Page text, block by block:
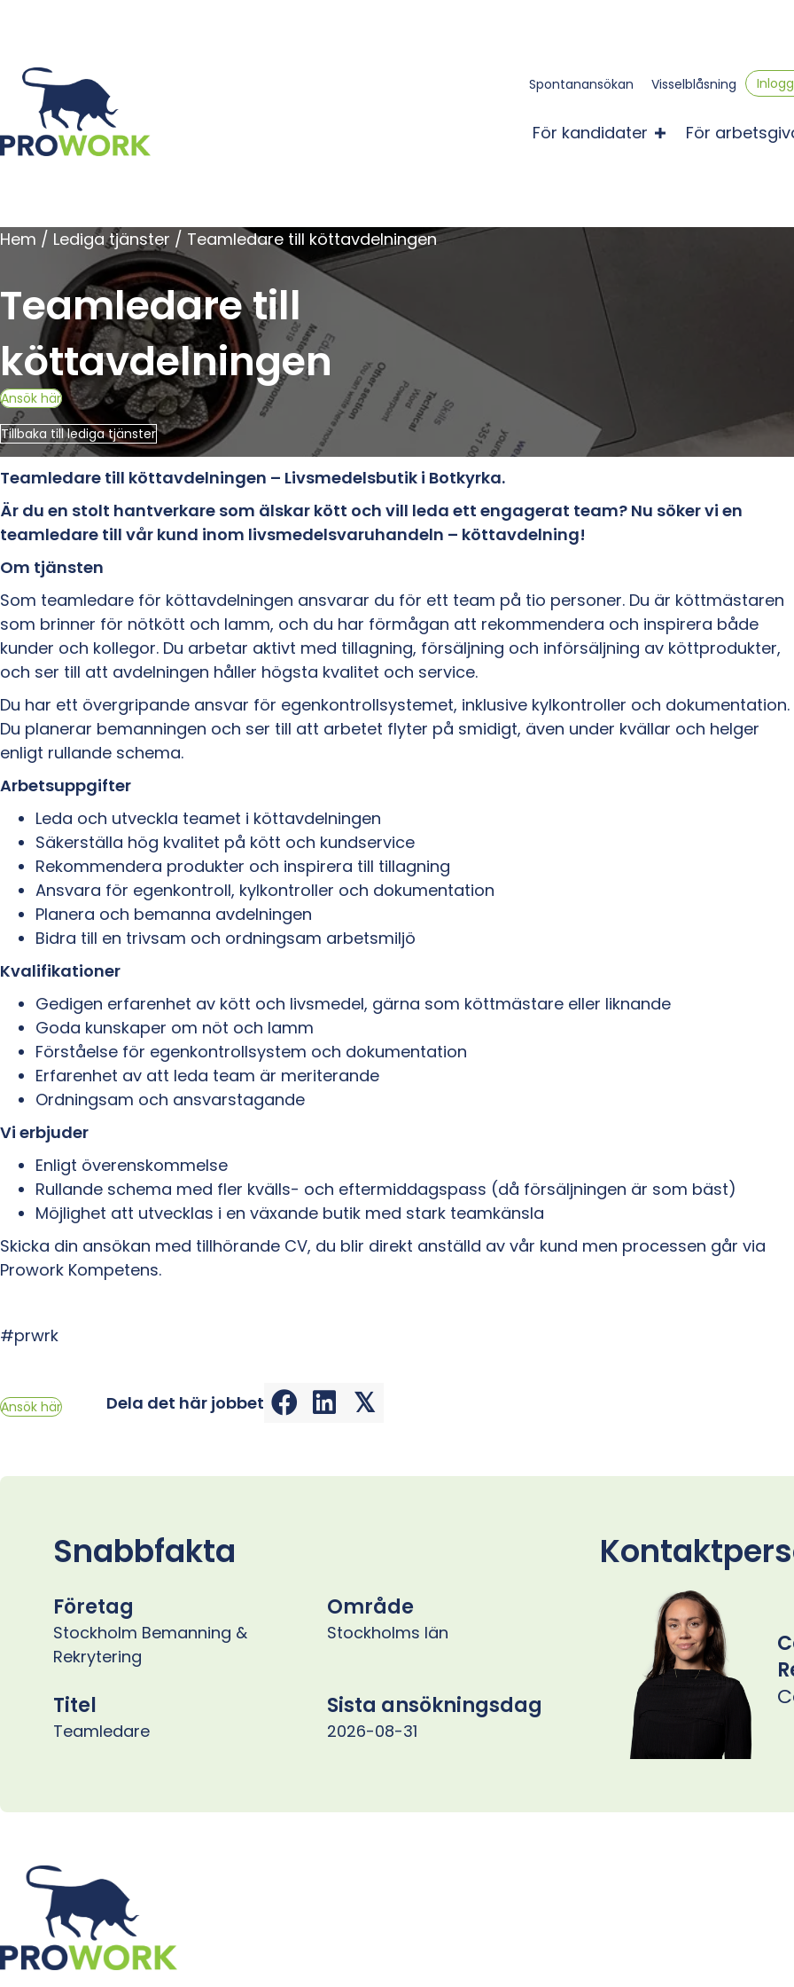
Spontanansökan Visselblåsning
För kandidater För
Hem / Lediga tjänster / Teamledare till köttavdelningen
Teamledare till
köttavdelningen
Ansök här
Tillbaka till lediga tjänster
Teamledare till köttavdelningen – Livsmedelsbutik i Botkyrka.
Är du en stolt hantverkare som älskar kött och vill leda ett engagerat team? Nu söker vi en
teamledare till vår kund inom livsmedelsvaruhandeln – köttavdelning!
Om tjänsten
Som teamledare för köttavdelningen ansvarar du för ett team på tio personer. Du är köttmästaren
som brinner för nötkött och lamm, och du har förmågan att rekommendera och inspirera både
kunder och kollegor. Du arbetar aktivt med tillagning, försäljning och införsäljning av köttprodukter,
och ser till att avdelningen håller högsta kvalitet och service.
Du har ett övergripande ansvar för egenkontrollsystemet, inklusive kylkontroller och dokumentation.
Du planerar bemanningen och ser till att arbetet flyter på smidigt, även under kvällar och helger
enligt rullande schema.
Arbetsuppgifter
Leda och utveckla teamet i köttavdelningen
Säkerställa hög kvalitet på kött och kundservice
Rekommendera produkter och inspirera till tillagning
Ansvara för egenkontroll, kylkontroller och dokumentation
Planera och bemanna avdelningen
Bidra till en trivsam och ordningsam arbetsmiljö
Kvalifikationer
Gedigen erfarenhet av kött och livsmedel, gärna som köttmästare eller liknande
Goda kunskaper om nöt och lamm
Förståelse för egenkontrollsystem och dokumentation
Erfarenhet av att leda team är meriterande
Ordningsam och ansvarstagande
Vi erbjuder
Enligt överenskommelse
Rullande schema med fler kvälls- och eftermiddagspass (då försäljningen är som bäst)
Möjlighet att utvecklas i en växande butik med stark teamkänsla
Skicka din ansökan med tillhörande CV, du blir direkt anställd av vår kund men processen går via
Prowork Kompetens.
#prwrk
Ansök här Dela det här jobbet 𝕏
Snabbfakta
Företag
Stockholm Bemanning &
Rekrytering
Område
Stockholms län
Titel
Teamledare
Sista ansökningsdag
2026-08-31